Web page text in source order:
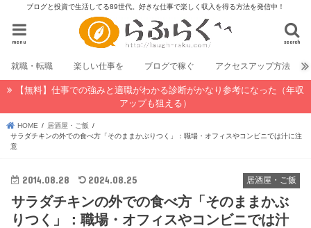
ブログと投資で生活してる89世代。好きな仕事で楽しく収入を得る方法を発信中！
search
menu
就職・転職 楽しい仕事を ブログで稼ぐ アクセスアップ方法
【無料】仕事での強みと適職がわかる診断がかなり参考になった（年収
アップも狙える）
HOME
居酒屋・ご飯
サラダチキンの外での食べ方「そのままかぶりつく」：職場・オフィスやコンビニでは汁に注
意
居酒屋・ご飯
2014.08.28 2024.08.25
サラダチキンの外での食べ方「そのままかぶ
りつく」：職場・オフィスやコンビニでは汁